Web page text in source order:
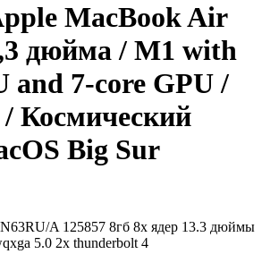
MacBook Air
дюйма / M1 with
and 7-core GPU /
Космический
Big Sur
A 125857 8гб 8x ядер 13.3 дюймы
5.0 2x thunderbolt 4